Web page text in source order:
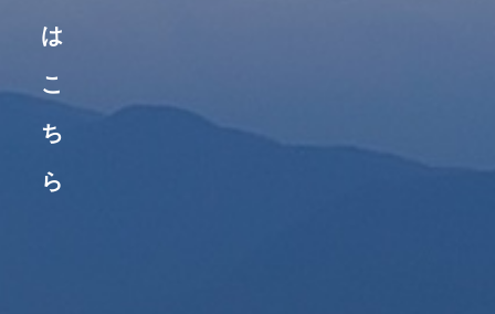
は
こ
ち
ら